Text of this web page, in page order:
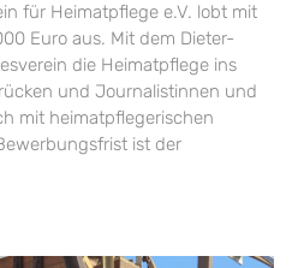
für Heimatpflege e.V. lobt mit
Euro aus. Mit dem Dieter-
die Heimatpflege ins
und Journalistinnen und
mit heimatpflegerischen
ist der